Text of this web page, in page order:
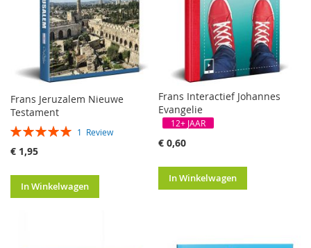
Frans Jeruzalem Nieuwe
Testament
Waardering:
1 Review
€ 1,95
In Winkelwagen
Frans Interactief Johannes
Evangelie
12+ JAAR
€ 0,60
In Winkelwagen